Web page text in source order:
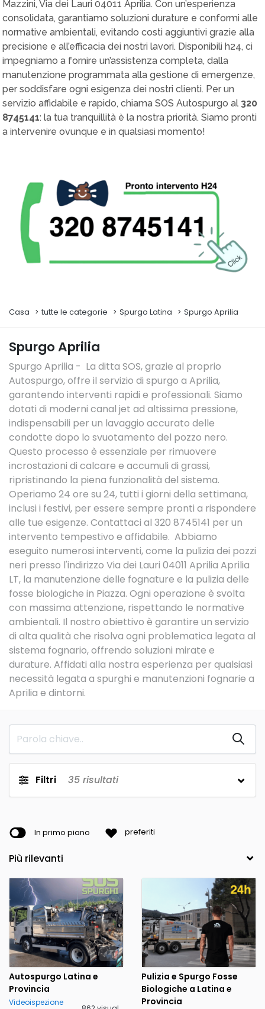
Mazzini, Via dei Lauri 04011 Aprilia. Con un’esperienza
consolidata, garantiamo soluzioni durature e conformi alle
normative ambientali, evitando costi aggiuntivi grazie alla
precisione e all’efficacia dei nostri lavori. Disponibili h24, ci
impegniamo a fornire un’assistenza completa, dalla
manutenzione programmata alla gestione di emergenze,
per soddisfare ogni esigenza dei nostri clienti. Per un
servizio affidabile e rapido, chiama SOS Autospurgo al 320
8745141: la tua tranquillità è la nostra priorità. Siamo pronti
a intervenire ovunque e in qualsiasi momento!
Casa tutte le categorie Spurgo Latina Spurgo Aprilia
Spurgo Aprilia
Spurgo Aprilia - La ditta SOS, grazie al proprio
Autospurgo, offre il servizio di spurgo a Aprilia,
garantendo interventi rapidi e professionali. Siamo
dotati di moderni canal jet ad altissima pressione,
indispensabili per un lavaggio accurato delle
condotte dopo lo svuotamento del pozzo nero.
Questo processo è essenziale per rimuovere
incrostazioni di calcare e accumuli di grassi,
ripristinando la piena funzionalità del sistema.
Operiamo 24 ore su 24, tutti i giorni della settimana,
inclusi i festivi, per essere sempre pronti a rispondere
alle tue esigenze. Contattaci al 320 8745141 per un
intervento tempestivo e affidabile. Abbiamo
eseguito numerosi interventi, come la pulizia dei pozzi
neri presso l'indirizzo Via dei Lauri 04011 Aprilia Aprilia
LT, la manutenzione delle fognature e la pulizia delle
fosse biologiche in Piazza. Ogni operazione è svolta
con massima attenzione, rispettando le normative
ambientali. Il nostro obiettivo è garantire un servizio
di alta qualità che risolva ogni problematica legata al
sistema fognario, offrendo soluzioni mirate e
durature. Affidati alla nostra esperienza per qualsiasi
necessità legata a spurghi e manutenzioni fognarie a
Aprilia e dintorni.
Filtri 35 risultati
In primo piano preferiti
Autospurgo Latina e
Provincia
Videoispezione
Pulizia e Spurgo Fosse
Biologiche a Latina e
Provincia